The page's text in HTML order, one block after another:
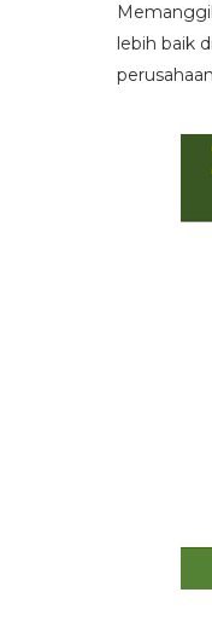
lebih baik